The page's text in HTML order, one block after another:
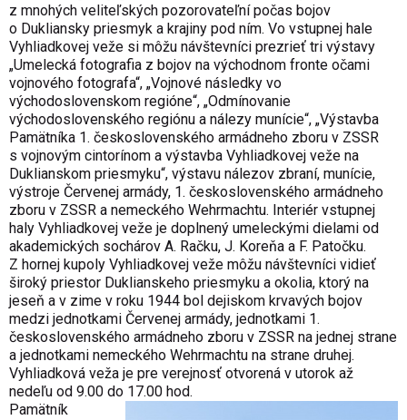
z mnohých veliteľských pozorovateľní počas bojov
o Dukliansky priesmyk a krajiny pod ním. Vo vstupnej hale
Vyhliadkovej veže si môžu návštevníci prezrieť tri výstavy
„Umelecká fotografia z bojov na východnom fronte očami
vojnového fotografa“, „Vojnové následky vo
východoslovenskom regióne“, „Odmínovanie
východoslovenského regiónu a nálezy munície“, „Výstavba
Pamätníka 1. československého armádneho zboru v ZSSR
s vojnovým cintorínom a výstavba Vyhliadkovej veže na
Duklianskom priesmyku“, výstavu nálezov zbraní, munície,
výstroje Červenej armády, 1. československého armádneho
zboru v ZSSR a nemeckého Wehrmachtu. Interiér vstupnej
haly Vyhliadkovej veže je doplnený umeleckými dielami od
akademických sochárov A. Račku, J. Koreňa a F. Patočku.
Z hornej kupoly Vyhliadkovej veže môžu návštevníci vidieť
široký priestor Duklianskeho priesmyku a okolia, ktorý na
jeseň a v zime v roku 1944 bol dejiskom krvavých bojov
medzi jednotkami Červenej armády, jednotkami 1.
československého armádneho zboru v ZSSR na jednej strane
a jednotkami nemeckého Wehrmachtu na strane druhej.
Vyhliadková veža je pre verejnosť otvorená v utorok až
nedeľu od 9.00 do 17.00 hod.
Pamätník